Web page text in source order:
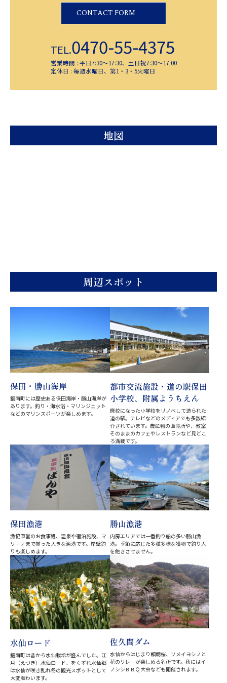
CONTACT FORM
TEL.0470-55-4375
営業時間 : 平日7:30～17:30、土日祝7:30～17:00
定休日 : 毎週水曜日、第1・3・5火曜日
地図
周辺スポット
保田・勝山海岸
鋸南町には歴史ある保田海岸・勝山海岸が
あります。釣り・海水浴・マリンジェット
などのマリンスポーツが楽しめます。
都市交流施設・道の駅保田
小学校、附属ようちえん
廃校になった小学校をリノベして造られた
道の駅。テレビなどのメディアでも多数紹
介されています。農産物の直売所や、教室
そのままのカフェやレストランなど見どこ
ろ満載です。
保田漁港
漁協直営のお食事処、温泉や宿泊施設、マ
リーナまで揃った大きな漁港です。岸壁釣
りも楽しめます。
勝山漁港
内房エリアでは一番釣り船の多い勝山漁
港。季節に応じた多種多様な獲物で釣り人
を飽きさせません。
水仙ロード
鋸南町は昔から水仙栽培が盛んでした。江
月（えづき）水仙ロード、をくずれ水仙郷
は水仙が咲き乱れ冬の観光スポットとして
大変賑わいます。
佐久間ダム
水仙からはじまり頼朝桜、ソメイヨシノと
花のリレーが楽しめる名所です。秋にはイ
ノシシＢＢＱ大会なども開催されます。